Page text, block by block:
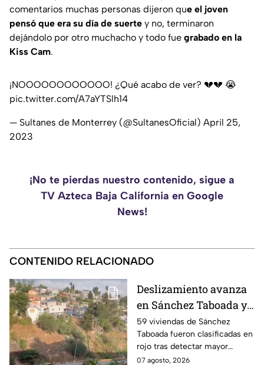
comentarios muchas personas dijeron que el joven
pensó que era su día de suerte y no, terminaron
dejándolo por otro muchacho y todo fue grabado en la
Kiss Cam.
¡NOOOOOOOOOOOO! ¿Qué acabo de ver? 💔💔 😭
pic.twitter.com/A7aYTSlh14
— Sultanes de Monterrey (@SultanesOficial) April 25,
2023
¡No te pierdas nuestro contenido, sigue a
TV Azteca Baja California en Google
News!
CONTENIDO RELACIONADO
Deslizamiento avanza
en Sánchez Taboada y
pone en riesgo a 59
viviendas; familias se
niegan a abandonar
59 viviendas de Sánchez
Taboada fueron clasificadas en
rojo tras detectar mayor
avance de grietas y riesgo por
07 agosto, 2026